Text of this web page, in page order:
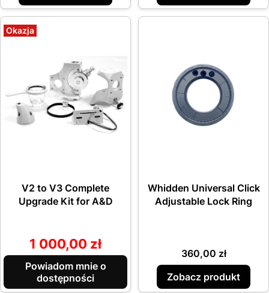
Okazja
V2 to V3 Complete
Upgrade Kit for A&D
Cena promocyjna
1 000,00 zł
Powiadom mnie o
dostępności
Whidden Universal Click
Adjustable Lock Ring
Cena
360,00 zł
Zobacz produkt